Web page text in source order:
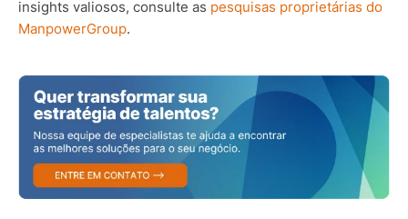
insights valiosos, consulte as pesquisas proprietárias do
ManpowerGroup.